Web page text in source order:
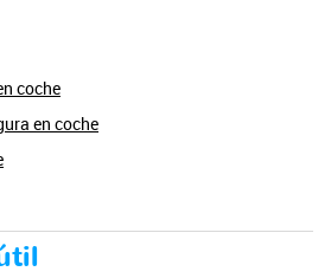
coche
en coche